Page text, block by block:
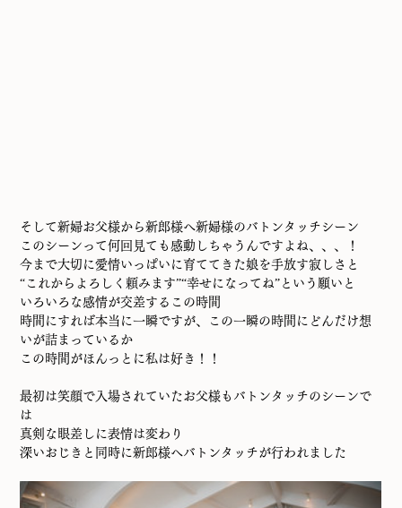
そして新婦お父様から新郎様へ新婦様のバトンタッチシーン
このシーンって何回見ても感動しちゃうんですよね、、、！
今まで大切に愛情いっぱいに育ててきた娘を手放す寂しさと
“これからよろしく頼みます”“幸せになってね”という願いと
いろいろな感情が交差するこの時間
時間にすれば本当に一瞬ですが、この一瞬の時間にどんだけ想
いが詰まっているか
この時間がほんっとに私は好き！！
最初は笑顔で入場されていたお父様もバトンタッチのシーンで
は
真剣な眼差しに表情は変わり
深いおじきと同時に新郎様へバトンタッチが行われました